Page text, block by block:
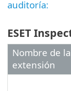
auditoría:
ESET
Nombre de la
extensión